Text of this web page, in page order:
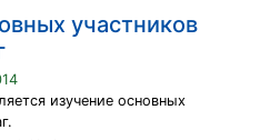
участников
изучение основных